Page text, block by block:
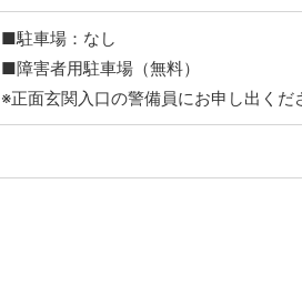
■駐車場：なし
■障害者用駐車場（無料）
※正面玄関入口の警備員にお申し出くだ